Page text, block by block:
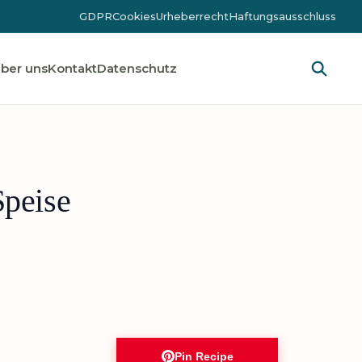
GDPRCookiesUrheberrechtHaftungsausschluss
unsKontaktDatenschutz
Pin Recipe